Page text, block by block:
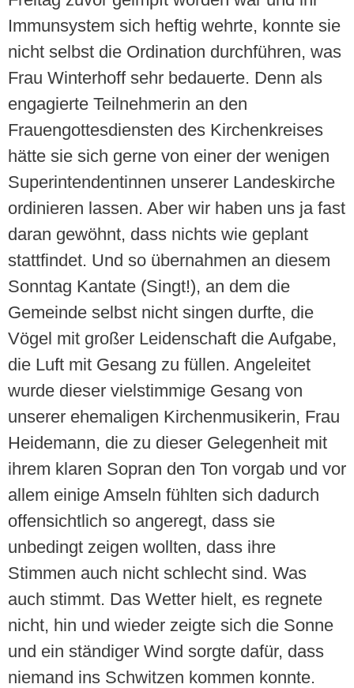
Immunsystem sich heftig wehrte, konnte sie
nicht selbst die Ordination durchführen, was
Frau Winterhoff sehr bedauerte. Denn als
engagierte Teilnehmerin an den
Frauengottesdiensten des Kirchenkreises
hätte sie sich gerne von einer der wenigen
Superintendentinnen unserer Landeskirche
ordinieren lassen. Aber wir haben uns ja fast
daran gewöhnt, dass nichts wie geplant
stattfindet. Und so übernahmen an diesem
Sonntag Kantate (Singt!), an dem die
Gemeinde selbst nicht singen durfte, die
Vögel mit großer Leidenschaft die Aufgabe,
die Luft mit Gesang zu füllen. Angeleitet
wurde dieser vielstimmige Gesang von
unserer ehemaligen Kirchenmusikerin, Frau
Heidemann, die zu dieser Gelegenheit mit
ihrem klaren Sopran den Ton vorgab und vor
allem einige Amseln fühlten sich dadurch
offensichtlich so angeregt, dass sie
unbedingt zeigen wollten, dass ihre
Stimmen auch nicht schlecht sind. Was
auch stimmt. Das Wetter hielt, es regnete
nicht, hin und wieder zeigte sich die Sonne
und ein ständiger Wind sorgte dafür, dass
niemand ins Schwitzen kommen konnte.